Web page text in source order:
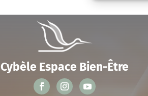
Cybèle Espace Bien-Être